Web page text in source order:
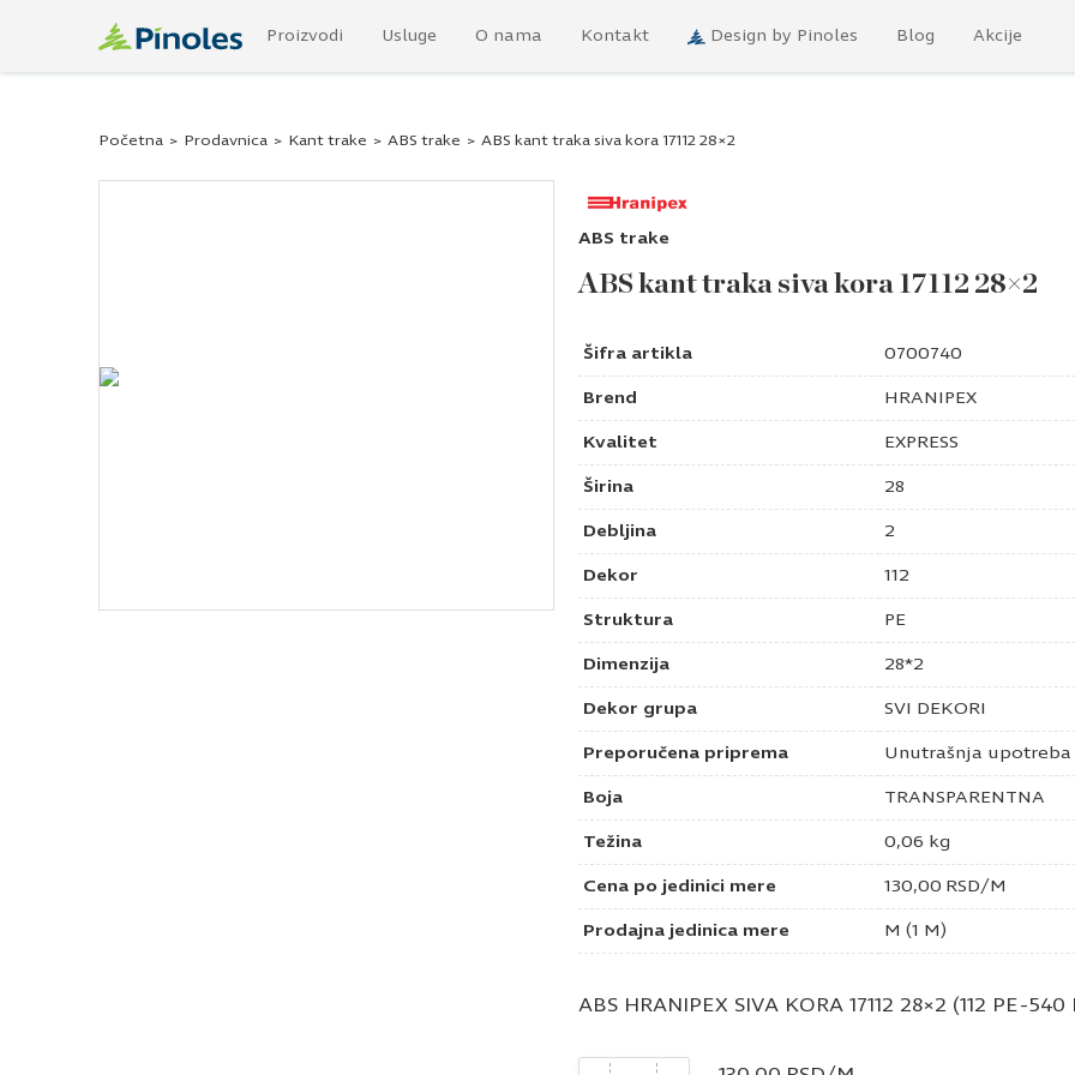
Proizvodi Usluge O nama Kontakt Design by Pinoles Blog Akcije
Početna > Prodavnica > Kant trake > ABS trake > ABS kant traka siva kora 17112 28×2
ABS trake
ABS kant traka siva kora 17112 28×2
Šifra artikla 0700740
Brend HRANIPEX
Kvalitet EXPRESS
Širina 28
Debljina 2
Dekor 112
Struktura PE
Dimenzija 28*2
Dekor grupa SVI DEKORI
Preporučena priprema Unutrašnja upotreba
Boja TRANSPARENTNA
Težina 0,06 kg
Cena po jedinici mere 130,00 RSD/M
Prodajna jedinica mere M (1 M)
ABS HRANIPEX SIVA KORA 17112 28×2 (112 PE-540
Količina